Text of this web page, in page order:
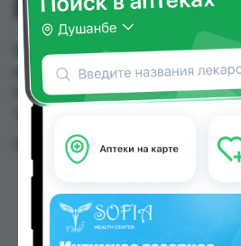
ПЛЮС ТАБ
ВИТРУМ ПРЕНТАЛ ПЛЮС
купить или заказать в
Нишон №2, Сабо по цене от
Цена: от132.00 TJS